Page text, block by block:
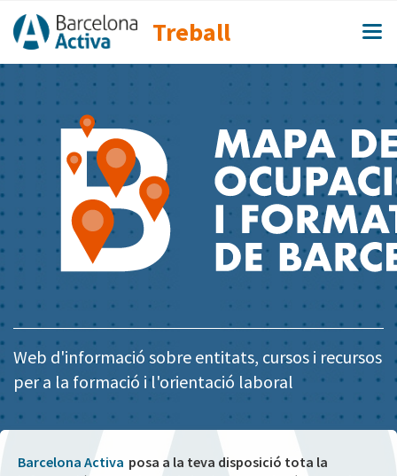
Treball
Web d'informació sobre entitats, cursos i recursos
per a la formació i l'orientació laboral
Barcelona Activa posa a la teva disposició tota la